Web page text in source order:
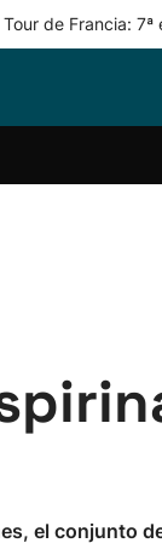
Tour de Francia: 7ª
el conjunto